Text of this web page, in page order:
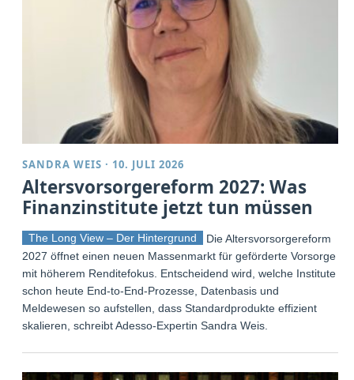
SANDRA WEIS · 10. JULI 2026
Altersvorsorgereform 2027: Was
Finanzinstitute jetzt tun müssen
The Long View – Der Hintergrund
Die Altersvorsorgereform
2027 öffnet einen neuen Massenmarkt für geförderte Vorsorge
mit höherem Renditefokus. Entscheidend wird, welche Institute
schon heute End-to-End-Prozesse, Datenbasis und
Meldewesen so aufstellen, dass Standardprodukte effizient
skalieren, schreibt Adesso-Expertin Sandra Weis.